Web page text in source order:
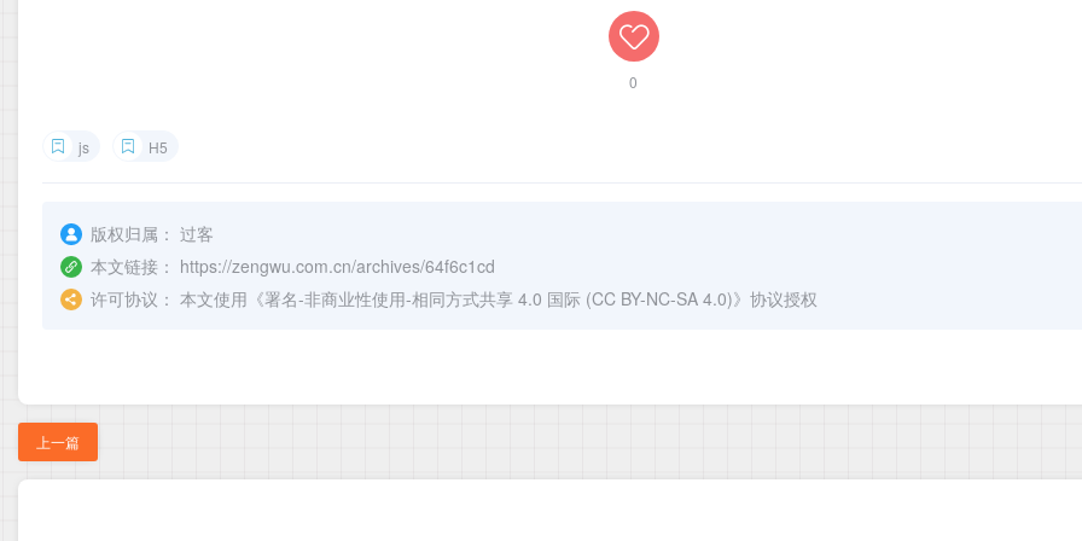
0
js H5
版权归属： 过客
本文链接： https://zengwu.com.cn/archives/64f6c1cd
许可协议： 本文使用《署名-非商业性使用-相同方式共享 4.0 国际 (CC BY-NC-SA 4.0)》协议授权
上一篇